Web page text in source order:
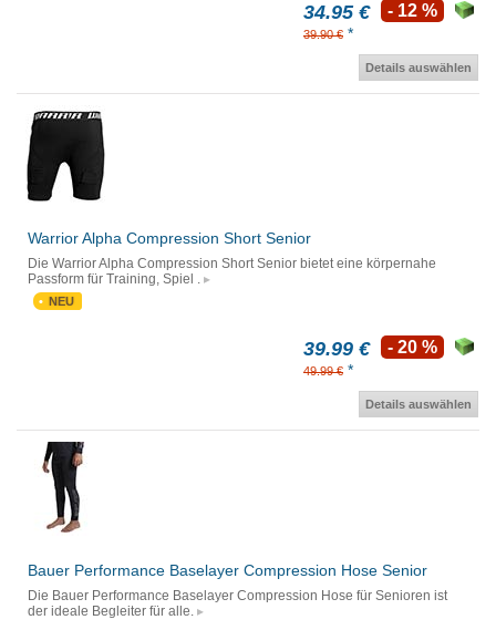
34.95 €
39.90 € *
- 12 %
Details auswählen
Warrior Alpha Compression Short Senior
Die Warrior Alpha Compression Short Senior bietet eine körpernahe
Passform für Training, Spiel .
NEU
39.99 €
49.99 € *
- 20 %
Details auswählen
Bauer Performance Baselayer Compression Hose Senior
Die Bauer Performance Baselayer Compression Hose für Senioren ist
der ideale Begleiter für alle.